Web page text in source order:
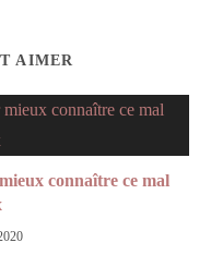
AIMER
connaître ce mal